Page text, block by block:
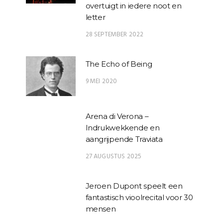
overtuigt in iedere noot en
letter
28 SEPTEMBER 2022
The Echo of Being
9 MEI 2020
Arena di Verona –
Indrukwekkende en
aangrijpende Traviata
27 AUGUSTUS 2025
Jeroen Dupont speelt een
fantastisch vioolrecital voor 30
mensen